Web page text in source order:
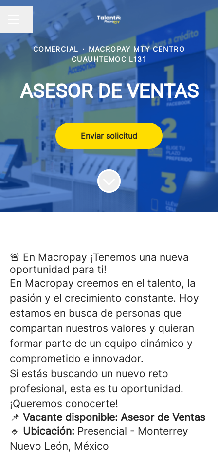
Menú de empleo
Compartir página
COMERCIAL · MACROPAY MTY CENTRO
CUAUHTEMOC L131
ASESOR DE VENTAS
Enviar solicitud
🚨 En Macropay ¡Tenemos una nueva
oportunidad para ti!
En Macropay creemos en el talento, la
pasión y el crecimiento constante. Hoy
estamos en busca de personas que
compartan nuestros valores y quieran
formar parte de un equipo dinámico y
comprometido e innovador.
Si estás buscando un nuevo reto
profesional, esta es tu oportunidad.
¡Queremos conocerte!
📌 Vacante disponible: Asesor de Ventas
🔹 Ubicación: Presencial - Monterrey
Nuevo León, México